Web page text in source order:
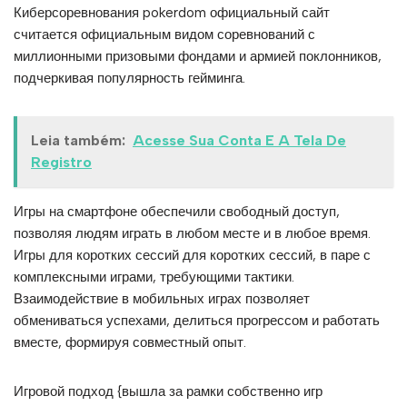
Киберсоревнования pokerdom официальный сайт
считается официальным видом соревнований с
миллионными призовыми фондами и армией поклонников,
подчеркивая популярность гейминга.
Leia também: Acesse Sua Conta E A Tela De
Registro
Игры на смартфоне обеспечили свободный доступ,
позволяя людям играть в любом месте и в любое время.
Игры для коротких сессий для коротких сессий, в паре с
комплексными играми, требующими тактики.
Взаимодействие в мобильных играх позволяет
обмениваться успехами, делиться прогрессом и работать
вместе, формируя совместный опыт.
Игровой подход {вышла за рамки собственно игр